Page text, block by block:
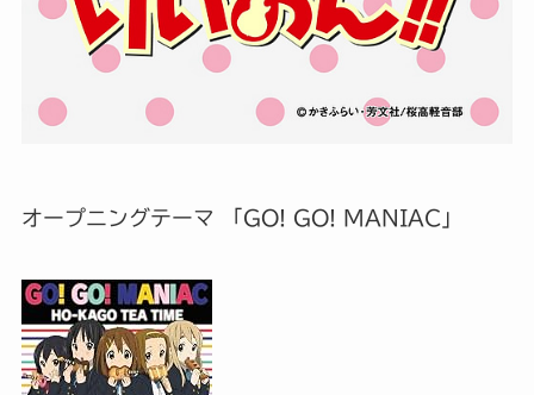
オープニングテーマ 「GO! GO! MANIAC」